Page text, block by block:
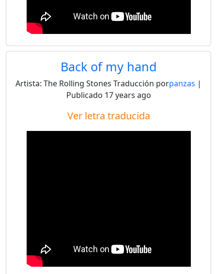
Back of my hand
Artista: The Rolling Stones Traducción porpanzas |
Publicado 17 years ago
Ver letra traducida